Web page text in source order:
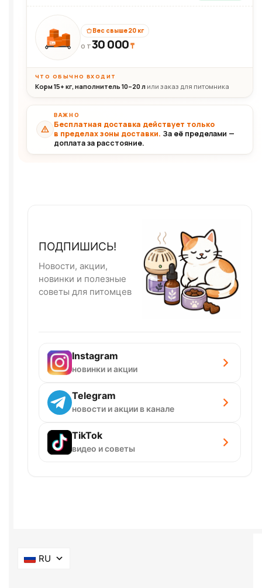
30+кг
Вес свыше 20 кг
ОТ30 000₸
ЧТО ОБЫЧНО ВХОДИТ
Корм 15+ кг, наполнитель 10–20 л или заказ для питомника
ВАЖНО
Бесплатная доставка действует только
в пределах зоны доставки. За её пределами —
доплата за расстояние.
ПОДПИШИСЬ!
Новости, акции,
новинки и полезные
советы для питомцев
Instagram
новинки и акции
Telegram
новости и акции в канале
TikTok
видео и советы
RU